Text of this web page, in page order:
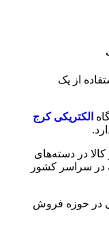
از یک
الکتریکی کرج
کالا در دسته‌های
در سراسر کشور
در حوزه فروش